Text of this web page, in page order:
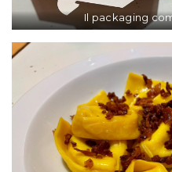
Il packaging